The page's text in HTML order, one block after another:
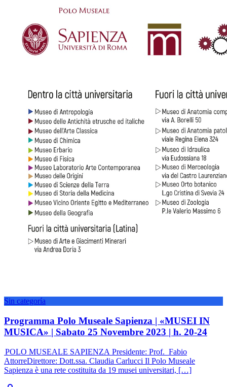
Sin categoría
Programma Polo Museale Sapienza | «MUSEI IN
MUSICA» | Sabato 25 Novembre 2023 | h. 20-24
POLO MUSEALE SAPIENZA Presidente: Prof. Fabio
AttorreDirettore: Dott.ssa. Claudia Carlucci Il Polo Museale
Sapienza è una rete costituita da 19 musei universitari, […]